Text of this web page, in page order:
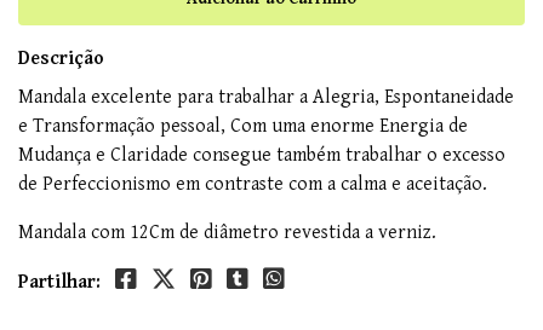
Descrição
Mandala excelente para trabalhar a Alegria, Espontaneidade
e Transformação pessoal, Com uma enorme Energia de
Mudança e Claridade consegue também trabalhar o excesso
de Perfeccionismo em contraste com a calma e aceitação.
Mandala com 12Cm de diâmetro revestida a verniz.
Partilhar: